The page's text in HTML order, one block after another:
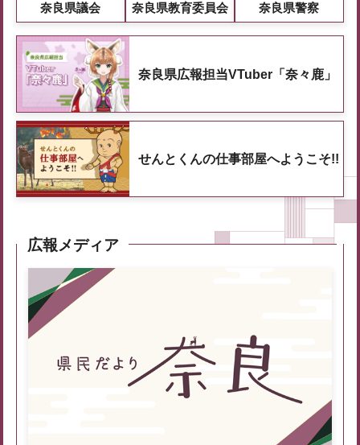
奈良県議会 奈良県教育委員会 奈良県警察
奈良県広報担当VTuber「奈々鹿」
せんとくんの仕事部屋へようこそ!!
広報メディア